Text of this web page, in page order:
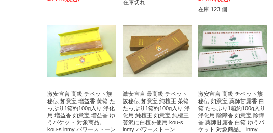
在庫切れ
在庫 123 個
激安宣言 高級 チベット族
秘伝 如意宝 増益香 黄箱 た
っぷり1箱約100g入り 浄化
用 増益香 如意宝 増益香 ゆ
うパケット 対象商品。
kou-s inmy パワーストーン
激安宣言 最高級 チベット
族秘伝 如意宝 純檀王 茶箱
たっぷり1箱約100g入り 浄
化用 純檀王 如意宝 純檀王
贅沢に白檀を使用 kou-s
inmy パワーストーン
激安宣言 高級 チベット族
秘伝 如意宝 薬師甘露香 白
箱 たっぷり1箱約100g入り
浄化用 除障香 如意宝 除障
香 薬師甘露香 白箱 ゆうパ
ケット 対象商品。 inmy